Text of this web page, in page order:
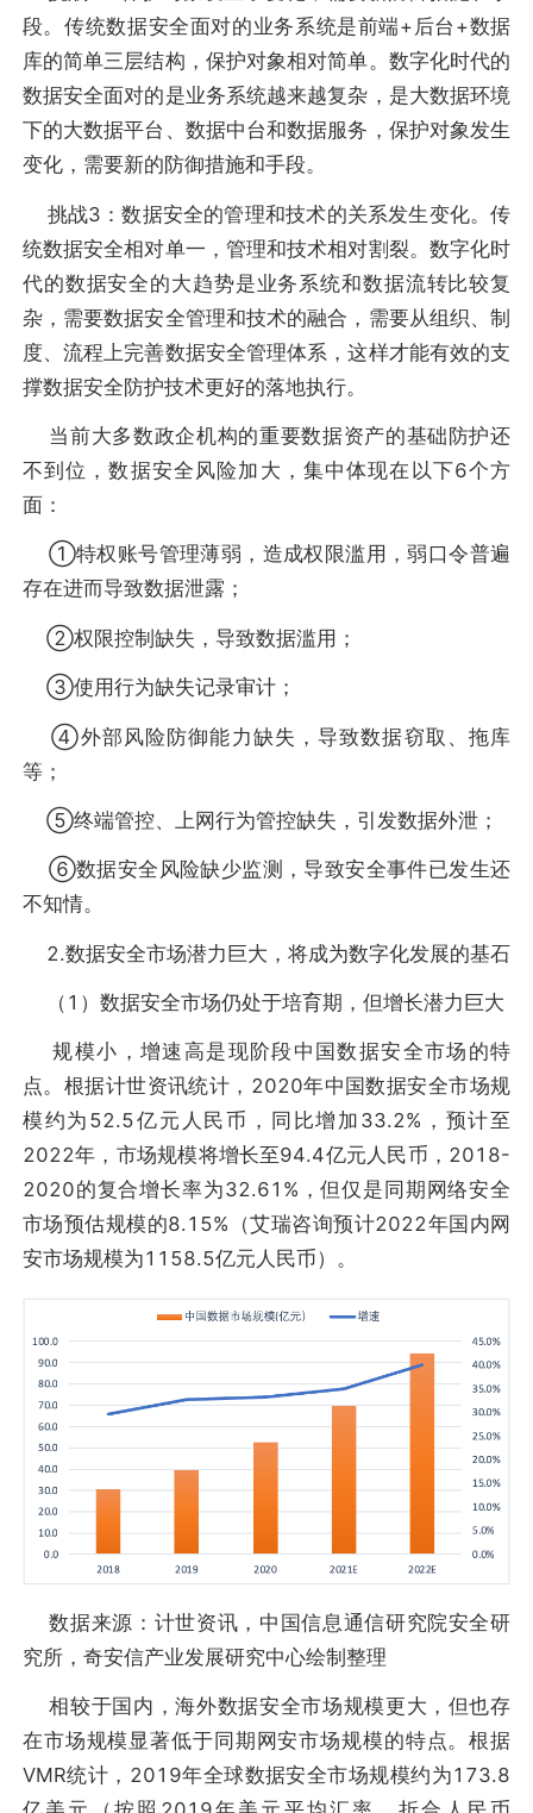
段。传统数据安全面对的业务系统是前端+后台+数据
库的简单三层结构，保护对象相对简单。数字化时代的
数据安全面对的是业务系统越来越复杂，是大数据环境
下的大数据平台、数据中台和数据服务，保护对象发生
变化，需要新的防御措施和手段。
挑战3：数据安全的管理和技术的关系发生变化。传
统数据安全相对单一，管理和技术相对割裂。数字化时
代的数据安全的大趋势是业务系统和数据流转比较复
杂，需要数据安全管理和技术的融合，需要从组织、制
度、流程上完善数据安全管理体系，这样才能有效的支
撑数据安全防护技术更好的落地执行。
当前大多数政企机构的重要数据资产的基础防护还
不到位，数据安全风险加大，集中体现在以下6个方
面：
①特权账号管理薄弱，造成权限滥用，弱口令普遍
存在进而导致数据泄露；
②权限控制缺失，导致数据滥用；
③使用行为缺失记录审计；
④外部风险防御能力缺失，导致数据窃取、拖库
等；
⑤终端管控、上网行为管控缺失，引发数据外泄；
⑥数据安全风险缺少监测，导致安全事件已发生还
不知情。
2.数据安全市场潜力巨大，将成为数字化发展的基石
（1）数据安全市场仍处于培育期，但增长潜力巨大
规模小，增速高是现阶段中国数据安全市场的特
点。根据计世资讯统计，2020年中国数据安全市场规
模约为52.5亿元人民币，同比增加33.2%，预计至
2022年，市场规模将增长至94.4亿元人民币，2018-
2020的复合增长率为32.61%，但仅是同期网络安全
市场预估规模的8.15%（艾瑞咨询预计2022年国内网
安市场规模为1158.5亿元人民币）。
数据来源：计世资讯，中国信息通信研究院安全研
究所，奇安信产业发展研究中心绘制整理
相较于国内，海外数据安全市场规模更大，但也存
在市场规模显著低于同期网安市场规模的特点。根据
VMR统计，2019年全球数据安全市场规模约为173.8